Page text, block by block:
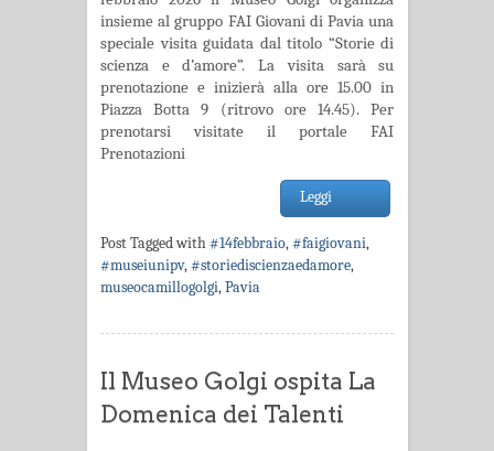
insieme al gruppo FAI Giovani di Pavia una
speciale visita guidata dal titolo “Storie di
scienza e d’amore”. La visita sarà su
prenotazione e inizierà alla ore 15.00 in
Piazza Botta 9 (ritrovo ore 14.45). Per
prenotarsi visitate il portale FAI
Prenotazioni
Leggi
Post Tagged with#14febbraio,#faigiovani,
#museiunipv,#storiediscienzaedamore,
museocamillogolgi,Pavia
Il Museo Golgi ospita La
Domenica dei Talenti